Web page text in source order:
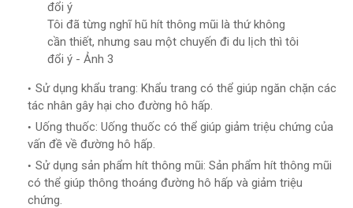
Tôi đã từng nghĩ hũ hít thông mũi là thứ không
cần thiết, nhưng sau một chuyến đi du lịch thì tôi
đổi ý - Ảnh 3
Sử dụng khẩu trang: Khẩu trang có thể giúp ngăn chặn các
tác nhân gây hại cho đường hô hấp.
Uống thuốc: Uống thuốc có thể giúp giảm triệu chứng của
vấn đề về đường hô hấp.
Sử dụng sản phẩm hít thông mũi: Sản phẩm hít thông mũi
có thể giúp thông thoáng đường hô hấp và giảm triệu
chứng.